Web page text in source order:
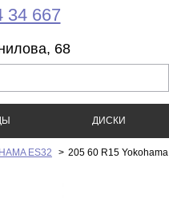
34 667
68
ДИСКИ
ES32 > 205 60 R15 Yokohama